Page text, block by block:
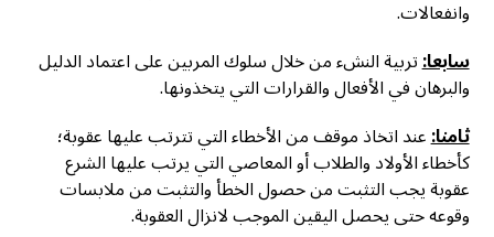
وانفعالات.
سابعا:تربية النشء من خلال سلوك المربين على اعتماد الدليل
والبرهان في الأفعال والقرارات التي يتخذونها.
ثامنا:عند اتخاذ موقف من الأخطاء التي تترتب عليها عقوبة؛
كأخطاء الأولاد والطلاب أو المعاصي التي يرتب عليها الشرع
عقوبة يجب التثبت من حصول الخطأ والتثبت من ملابسات
وقوعه حتى يحصل اليقين الموجب لانزال العقوبة.